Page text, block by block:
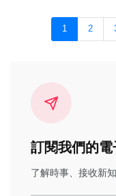
1 2
訂閱我們的電
了解時事、接收新